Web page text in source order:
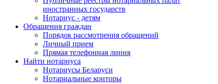
иностранных государств
Нотариус - детям
Обращения граждан
Порядок рассмотрения обращений
Личный прием
Прямая телефонная линия
Найти нотариуса
Нотариусы Беларуси
Нотариальные конторы